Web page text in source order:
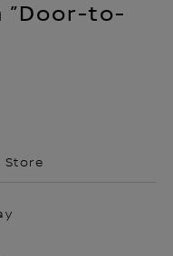
”Door-to-
Store